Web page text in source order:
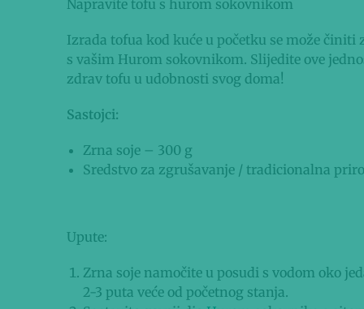
Napravite tofu s hurom sokovnikom
Izrada tofua kod kuće u početku se može
s vašim Hurom sokovnikom. Slijedite ove
zdrav tofu u udobnosti svog doma!
Sastojci:
Zrna soje – 300 g
Sredstvo za zgrušavanje / tradicionalna
Upute:
Zrna soje namočite u posudi s vodom oko
2-3 puta veće od početnog stanja.